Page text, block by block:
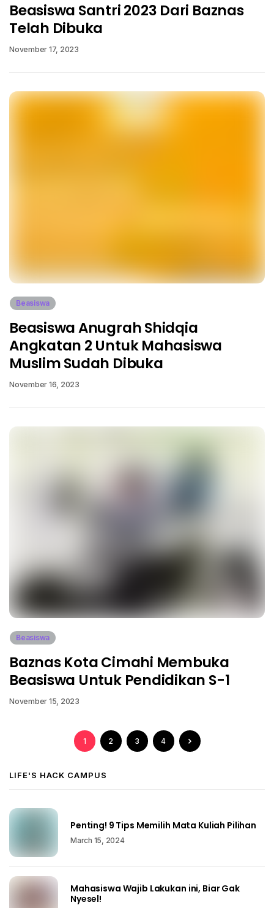
Beasiswa Santri 2023 Dari Baznas
Telah Dibuka
November 17, 2023
Beasiswa
Beasiswa Anugrah Shidqia
Angkatan 2 Untuk Mahasiswa
Muslim Sudah Dibuka
November 16, 2023
Beasiswa
Baznas Kota Cimahi Membuka
Beasiswa Untuk Pendidikan S-1
November 15, 2023
1 2 3 4
LIFE'S HACK CAMPUS
Penting! 9 Tips Memilih Mata Kuliah Pilihan
March 15, 2024
Mahasiswa Wajib Lakukan ini, Biar Gak
Nyesel!